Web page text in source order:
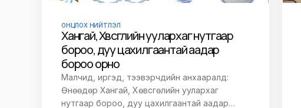
ОНЦЛОХ НИЙТЛЭЛ
Хангай, Хөвсгөлийн уулархаг нутгаар
бороо, дуу цахилгаантай аадар
бороо орно
Малчид, иргэд, тээвэрчдийн анхааралд:
Өнөөдөр Хангай, Хөвсгөлийн уулархаг
нутгаар бороо, дуу цахилгаантай аадар…